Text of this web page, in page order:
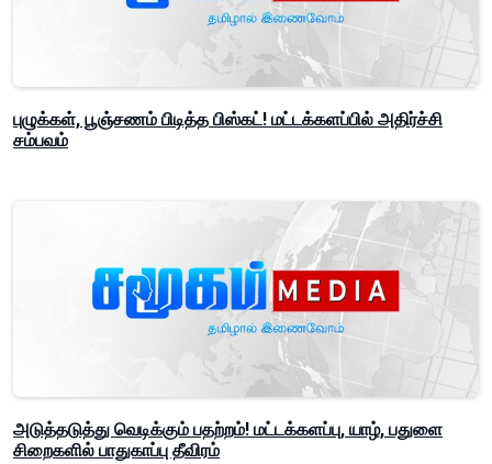
புழுக்கள், பூஞ்சணம் பிடித்த பிஸ்கட்! மட்டக்களப்பில் அதிர்ச்சி
சம்பவம்
அடுத்தடுத்து வெடிக்கும் பதற்றம்! மட்டக்களப்பு, யாழ், பதுளை
சிறைகளில் பாதுகாப்பு தீவிரம்